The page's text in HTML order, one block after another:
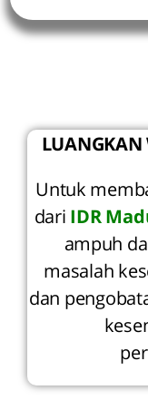
LUANGKAN
Untuk
dari IDR
ampuh
masalah
dan